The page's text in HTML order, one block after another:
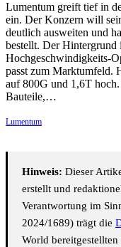
Lumentum greift tief in
ein. Der Konzern will
deutlich ausweiten und
bestellt. Der Hintergrund
Hochgeschwindigkeits-
passt zum Marktumfeld.
auf 800G und 1,6T
Bauteile,…
Lumentum
Hinweis: Dieser
erstellt und
Verantwortung im
2024/1689) trägt die
World